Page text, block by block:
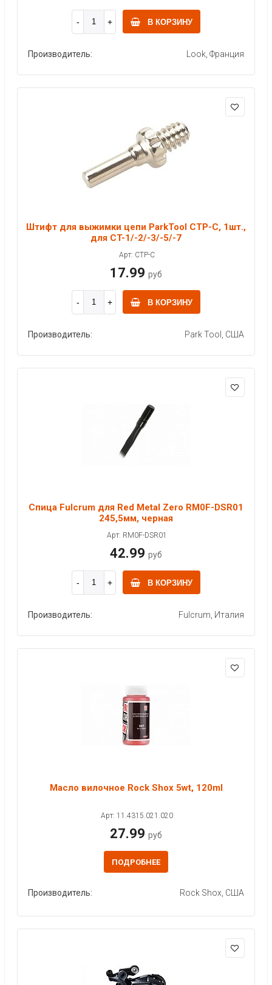
В КОРЗИНУ
Производитель: Look, Франция
Штифт для выжимки цепи ParkTool CTP-C, 1шт.,
для CT-1/-2/-3/-5/-7
Арт: CTP-C
17.99 руб
В КОРЗИНУ
Производитель: Park Tool, США
Спица Fulcrum для Red Metal Zero RM0F-DSR01
245,5мм, черная
Арт: RM0F-DSR01
42.99 руб
В КОРЗИНУ
Производитель: Fulcrum, Италия
Масло вилочное Rock Shox 5wt, 120ml
Арт: 11.4315.021.020
27.99 руб
ПОДРОБНЕЕ
Производитель: Rock Shox, США